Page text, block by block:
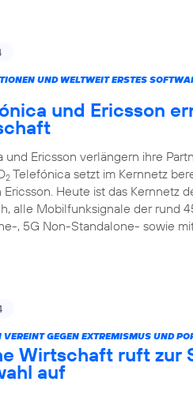
UND WELTWEIT ERSTES
und Ericsson
und Ericsson verlängern ihre
2 Telefónica setzt im Kernnetz
Ericsson. Heute ist das Kernnetz
alle Mobilfunksignale der rund
, 5G Non-Standalone- sowie
VEREINT GEGEN EXTREMISMUS UND
Wirtschaft ruft zur
auf